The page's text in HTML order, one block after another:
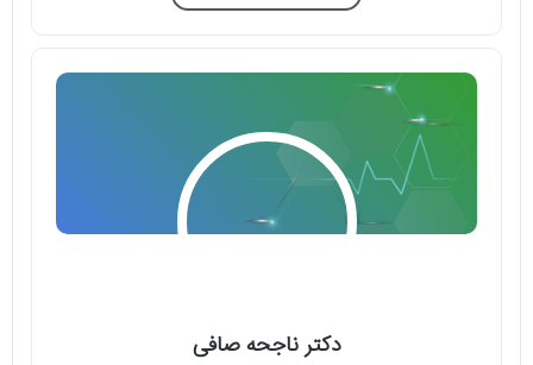
دکتر ناجحه صافی